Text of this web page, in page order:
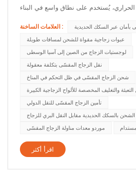
الحراري، يُستخدم على نطاق واسع في البناء
سوء التعامل. تُقدّم هذه المقالة دليلاً شاملاً
العلامات الساخنة :
بأمان عبر السكك الحديدية
عبوات زجاجية مقواة للشحن لمسافات طويلة
لوجستيات الزجاج من الصين إلى آسيا الوسطى
نقل الزجاج المقسّى بتكلفة معقولة
شحن الزجاج المقسّى في ظل التحكم في المناخ
والتغليف المخصصة للألواح الزجاجية الكبيرة
تأمين الزجاج المقسّى للنقل الدولي
الشحن بالسكك الحديدية مقابل النقل البري للزجاج
موردو معدات مناولة الزجاج المقسّى
اقرأ أكثر